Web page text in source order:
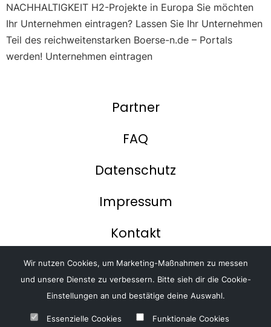
NACHHALTIGKEIT H2-Projekte in Europa Sie möchten
Ihr Unternehmen eintragen? Lassen Sie Ihr Unternehmen
Teil des reichweitenstarken Boerse-n.de – Portals
werden! Unternehmen eintragen
Partner
FAQ
Datenschutz
Impressum
Kontakt
Magazin
AGB
Wir nutzen Cookies, um Marketing-Maßnahmen zu messen
und unsere Dienste zu verbessern. Bitte sieh dir die Cookie-
Einstellungen an und bestätige deine Auswahl.
Essenzielle Cookies Funktionale Cookies